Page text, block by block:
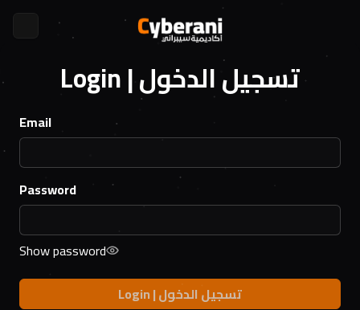
Login | تسجيل الدخول
Email
Password
Show password
Login | تسجيل الدخول